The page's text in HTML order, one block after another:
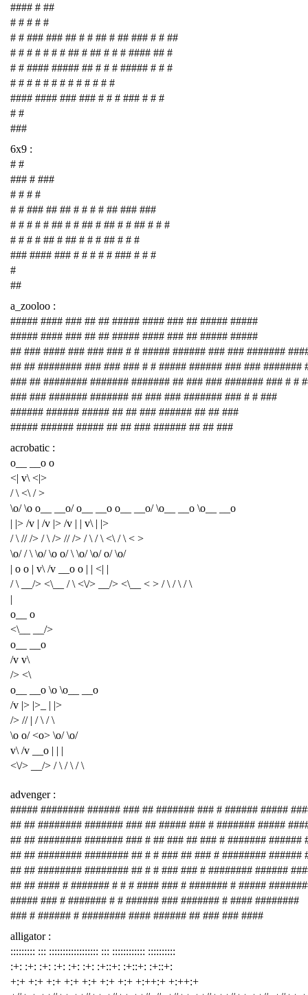
#### # ##
# # # # #
# # ### ### ## # # ## # ## ### # # ##
# # # # # # # ## # ## # # # #### ## #
# # #### ##### ## # # # ##### # # #
# # # # # # # # # # # # #
#### #### ### ### # # # ### # # #
# #
###
6x9 :
# #
### # ###
# # # #
# # ### ## ## # # # # ## ### ###
# # # # # ## # # ## # ## # # ## # # #
# # # # ## # ## # # # ## # # #
### #### ### # # # # # ### # # #
#
##
a_zooloo :
##### #### ### ## ## ##### #### ### ## ##### #####
##### #### ### ## ## ##### #### ### ## ##### #####
## ### #### ### ### ### # # ##### ###### ### ### #######
## ## ######## ### ### ### # # ##### ###### ### ### #######
### ## ######## ####### ####### ## ### ### ####### ### # #
### ### ####### ####### ## ### ### ####### ### # # ###
###### ###### ##### ## ## ### ###### ## ## ###
##### ###### ##### ## ## ### ###### ## ## ###
acrobatic :
o__ __o o
<| v\ <|>
/ \ <\ / >
\o/ \o o__ __o/ o__ __o o__ __o/ \o__ __o \o__ __o
| |> /v | /v |> /v | | v\ | |>
/ \ // /> / \ /> // /> / \ / \ <\ / \ < >
\o/ / \ \o/ \o o/ \ \o/ \o/ o/ \o/
| o o | v\ /v __o o | | <| |
/ \ __/> <\__ / \ <\/> __/> <\__ < > / \ / \ / \
|
o__ o
<\__ __/>
o__ __o
/v v\
/> <\
o__ __o \o \o__ __o
/v |> |>_ | |>
/> // | / \ / \
\o o/ <o> \o/ \o/
v\ /v __o | | |
<\/> __/> / \ / \ / \
advenger :
##### ######## ###### ### ## ####### ### # ###### #####
## ## ######## ####### ### ## ##### ### # ####### #####
## ## ######## ####### ### # ## ### ## ### # ####### ######
## ## ######## ######## ## # # ### ## ### # ######## ######
## ## ######## ######## ## # # ### ### # ######## ######
## ## #### # ####### # # # #### ### # ####### # #####
##### ### # ####### # # ###### ### ####### # #### ########
### # ###### # ######## #### ###### ## ### ### ####
alligator :
::::::::: ::: :::::::::::::::::: ::: :::::::::::: ::::::::::
:+: :+: :+: :+: :+: :+: :+::+: :+::+: :+::+:
+:+ +:+ +:+ +:+ +:+ +:+ +:+ +:++:+ +:++:+